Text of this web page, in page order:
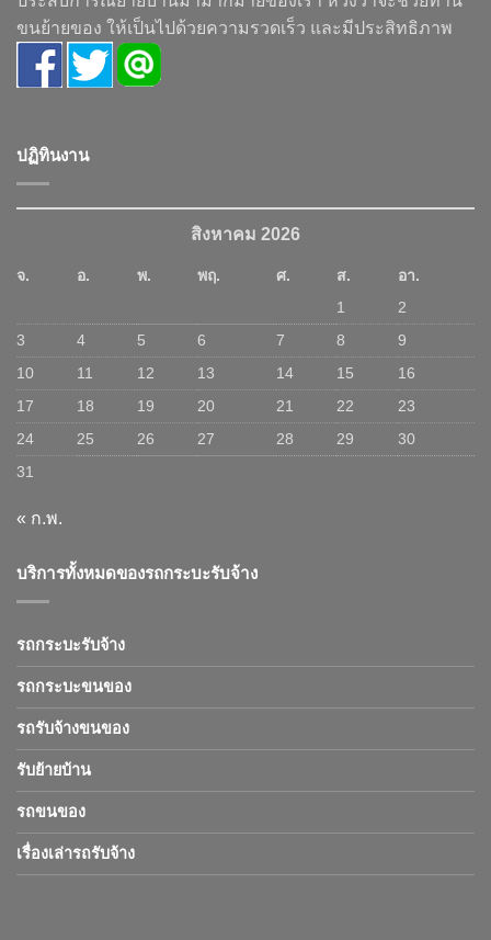
ขนย้ายของ ให้เป็นไปด้วยความรวดเร็ว และมีประสิทธิภาพ
ปฏิทินงาน
สิงหาคม 2026
จ. อ. พ. พฤ. ศ. ส.
อา.
1
2
3
4 5 6 7 8
9
10
11 12 13 14 15
16
17
18 19 20 21 22
23
24
25 26 27 28 29
30
31
« ก.พ.
บริการทั้งหมดของรถกระบะรับจ้าง
รถกระบะรับจ้าง
รถกระบะขนของ
รถรับจ้างขนของ
รับย้ายบ้าน
รถขนของ
เรื่องเล่ารถรับจ้าง